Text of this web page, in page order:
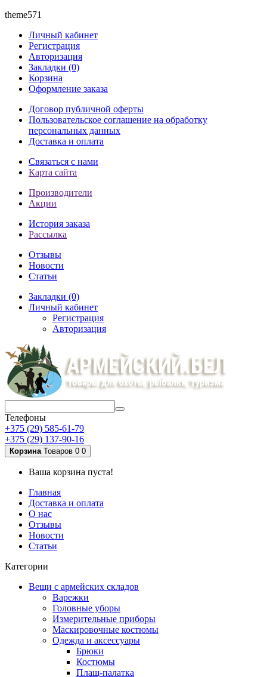
theme571
Личный кабинет
Регистрация
Авторизация
Закладки (0)
Корзина
Оформление заказа
Договор публичной оферты
Пользовательское соглашение на обработку
персональных данных
Доставка и оплата
Связаться с нами
Карта сайта
Производители
Акции
История заказа
Рассылка
Отзывы
Новости
Статьи
Закладки (0)
Личный кабинет
Регистрация
Авторизация
Телефоны
+375 (29) 585-61-79
+375 (29) 137-90-16
Корзина Товаров 0 0
Ваша корзина пуста!
Главная
Доставка и оплата
О нас
Отзывы
Новости
Статьи
Категории
Вещи с армейских складов
Варежки
Головные уборы
Измерительные приборы
Маскировочные костюмы
Одежда и аксессуары
Брюки
Костюмы
Плащ-палатка